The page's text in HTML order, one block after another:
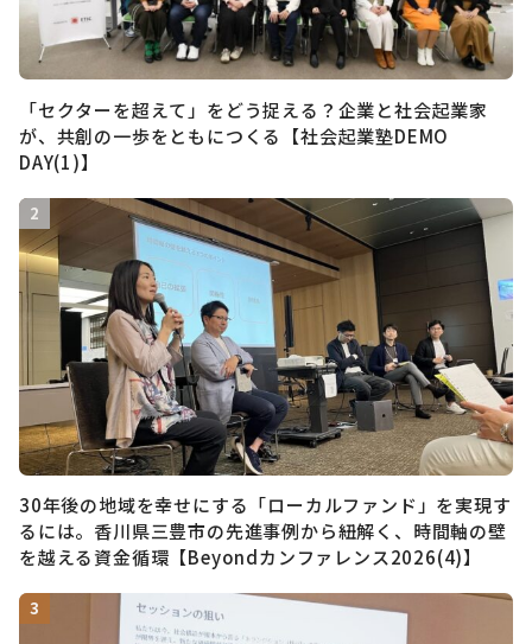
「セクターを超えて」をどう捉える？企業と社会起業家
が、共創の一歩をともにつくる【社会起業塾DEMO
DAY(1)】
30年後の地域を幸せにする「ローカルファンド」を実現す
るには。香川県三豊市の先進事例から紐解く、時間軸の壁
を越える資金循環【Beyondカンファレンス2026(4)】